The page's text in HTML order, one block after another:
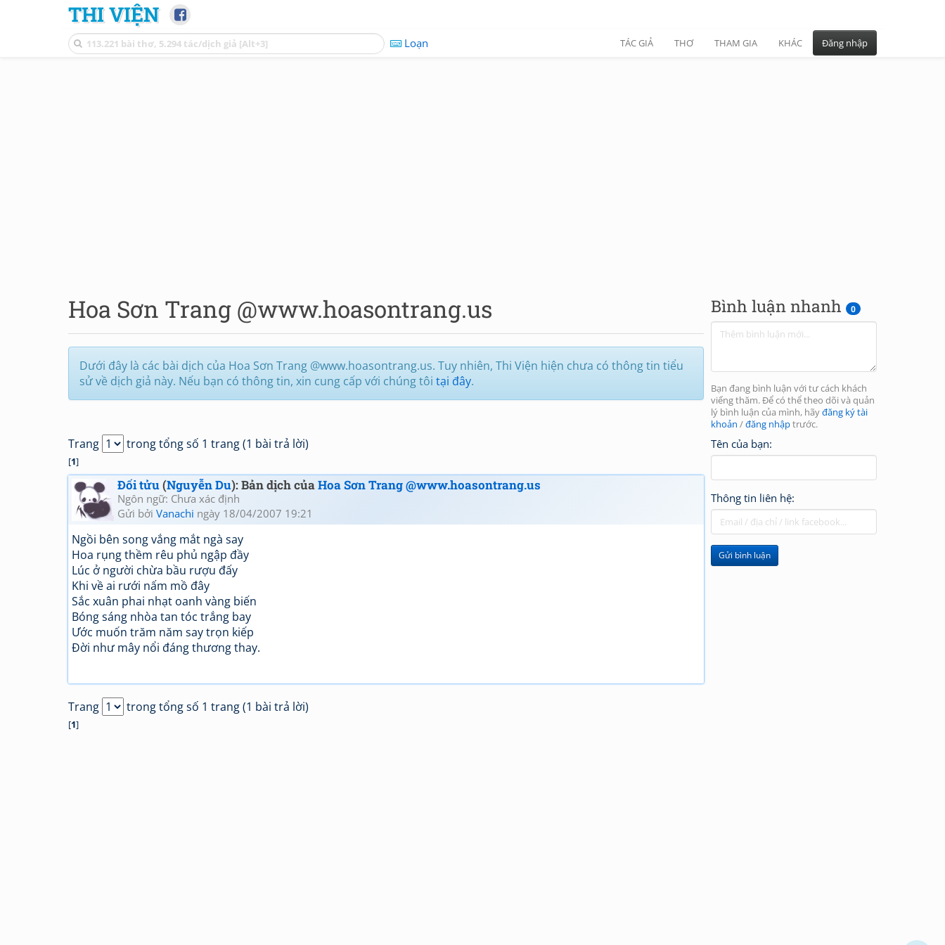
THI VIỆN
Loạn TÁC GIẢ THƠ THAM GIA KHÁC Đăng nhập
Bình luận nhanh 0
Bạn đang bình luận với tư cách khách
viếng thăm. Để có thể theo dõi và quản
lý bình luận của mình, hãyđăng ký tài
khoản /đăng nhậptrước.
Tên của bạn:
Thông tin liên hệ:
Gửi bình luận
Hoa Sơn Trang @www.hoasontrang.us
Dưới đây là các bài dịch của Hoa Sơn Trang @www.hoasontrang.us. Tuy nhiên, Thi Viện hiện chưa có thông tin tiểu
sử về dịch giả này. Nếu bạn có thông tin, xin cung cấp với chúng tôi tại đây.
Trang trong tổng số 1 trang (1 bài trả lời)
[1]
Đối tửu(Nguyễn Du): Bản dịch củaHoa Sơn Trang @www.hoasontrang.us
Ngôn ngữ: Chưa xác định
Gửi bởi Vanachi ngày 18/04/2007 19:21
Ngồi bên song vắng mắt ngà say
Hoa rụng thềm rêu phủ ngập đầy
Lúc ở người chừa bầu rượu đấy
Khi về ai rưới nấm mồ đây
Sắc xuân phai nhạt oanh vàng biến
Bóng sáng nhòa tan tóc trắng bay
Ước muốn trăm năm say trọn kiếp
Đời như mây nổi đáng thương thay.
Trang trong tổng số 1 trang (1 bài trả lời)
[1]